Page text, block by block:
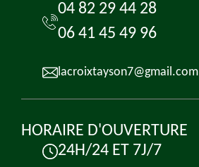
04 82 29 44 28
06 41 45 49 96
lacroixtayson7@gmail.com
HORAIRE D'OUVERTURE
24H/24 ET 7J/7